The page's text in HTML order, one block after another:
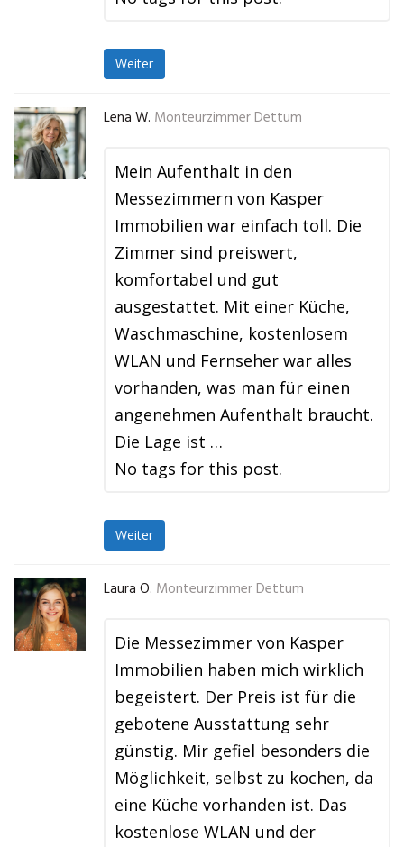
Weiter
Lena W. Monteurzimmer Dettum
Mein Aufenthalt in den
Messezimmern von Kasper
Immobilien war einfach toll. Die
Zimmer sind preiswert,
komfortabel und gut
ausgestattet. Mit einer Küche,
Waschmaschine, kostenlosem
WLAN und Fernseher war alles
vorhanden, was man für einen
angenehmen Aufenthalt braucht.
Die Lage ist …
No tags for this post.
Weiter
Laura O. Monteurzimmer Dettum
Die Messezimmer von Kasper
Immobilien haben mich wirklich
begeistert. Der Preis ist für die
gebotene Ausstattung sehr
günstig. Mir gefiel besonders die
Möglichkeit, selbst zu kochen, da
eine Küche vorhanden ist. Das
kostenlose WLAN und der